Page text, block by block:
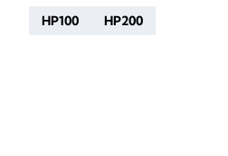
HP100 HP200